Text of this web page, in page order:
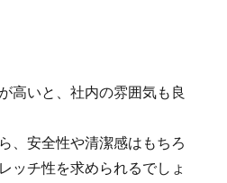
高いと、社内の雰囲気も良
、安全性や清潔感はもちろ
ッチ性を求められるでしょ